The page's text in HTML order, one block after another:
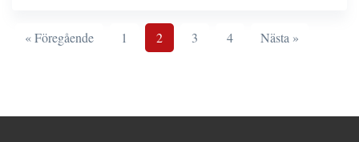
« Föregående 1 2 3 4 Nästa »